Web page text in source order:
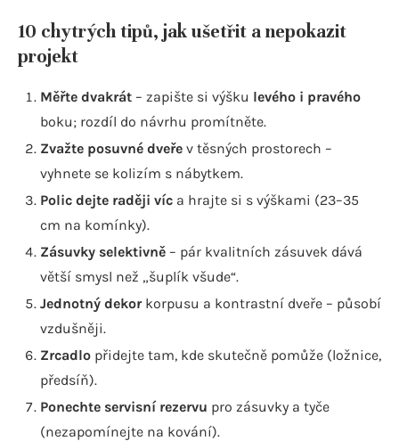
10 chytrých tipů, jak ušetřit a nepokazit
projekt
Měřte dvakrát – zapište si výšku levého i pravého
boku; rozdíl do návrhu promítněte.
Zvažte posuvné dveře v těsných prostorech –
vyhnete se kolizím s nábytkem.
Polic dejte raději víc a hrajte si s výškami (23–35
cm na komínky).
Zásuvky selektivně – pár kvalitních zásuvek dává
větší smysl než „šuplík všude“.
Jednotný dekorkorpusu a kontrastní dveře – působí
vzdušněji.
Zrcadlo přidejte tam, kde skutečně pomůže (ložnice,
předsíň).
Ponechte servisní rezervu pro zásuvky a tyče
(nezapomínejte na kování).